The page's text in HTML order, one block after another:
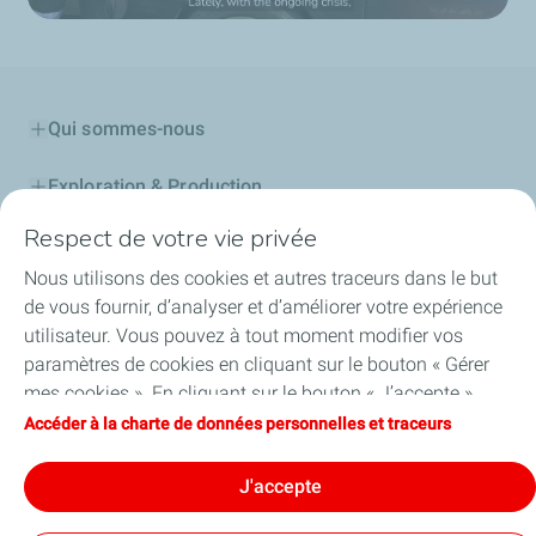
Qui sommes-nous
Exploration & Production
Stations Service
Lubrifiants Automobiles
Professionnels
TotalEnergies DAFA
Respect de votre vie privée
Nous utilisons des cookies et autres traceurs dans le but
de vous fournir, d’analyser et d’améliorer votre expérience
utilisateur. Vous pouvez à tout moment modifier vos
paramètres de cookies en cliquant sur le bouton « Gérer
mes cookies ». En cliquant sur le bouton « J’accepte »,
vous acceptez le dépôt de l’ensemble des cookies. Dans le
techniques nécessaires au bon fonctionnement du site
seront utilisés. Pour plus d’informations, vous pouvez
Accéder à la charte de données personnelles et traceurs
J'accepte